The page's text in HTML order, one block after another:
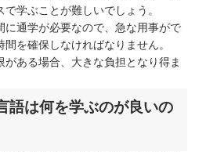
学ぶことが難しいでしょう。
に通学が必要なので、急な用事がで
を確保しなければなりません。
ある場合、大きな負担となり得ま
語は何を学ぶのが良いの